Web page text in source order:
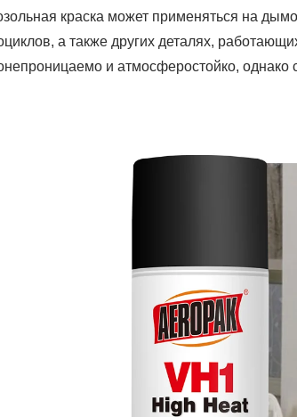
краска может применяться на
а также других деталях,
и атмосферостойко, однако